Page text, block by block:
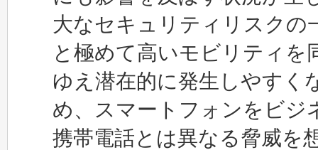
大なセキュリティリスクの
と極めて高いモビリティを
ゆえ潜在的に発生しやすく
め、スマートフォンをビジ
携帯電話とは異なる脅威を